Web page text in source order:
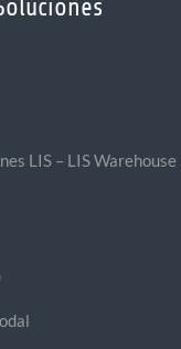
LIS – LIS